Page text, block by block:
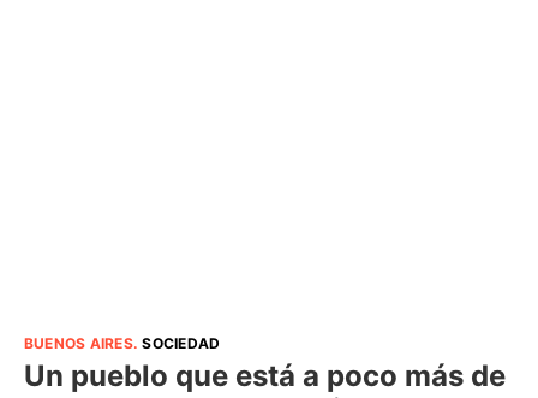
BUENOS AIRES.SOCIEDAD
Un pueblo que está a poco más de